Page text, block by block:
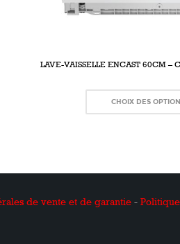
LAVE-VAISSELLE ENCAST 60CM –
CHOIX DES
de vente et de garantie -